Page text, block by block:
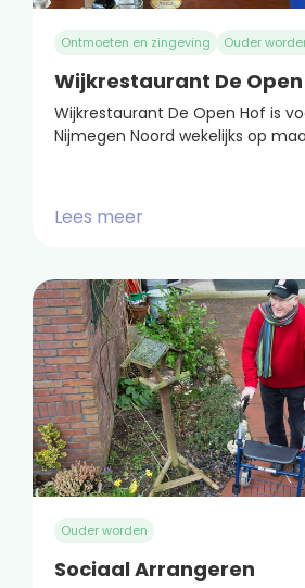
Ontmoeten en zingeving Ouder
Wijkrestaurant De
Wijkrestaurant De Open Hof is
Nijmegen Noord wekelijks op
Lees meer
Ouder worden
Sociaal Arrangeren